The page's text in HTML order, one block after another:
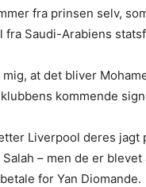
fra prinsen selv,
fra Saudi-Arabiens
at det bliver
kommende
Liverpool deres jagt
– men de er blevet
for Yan Diomande.